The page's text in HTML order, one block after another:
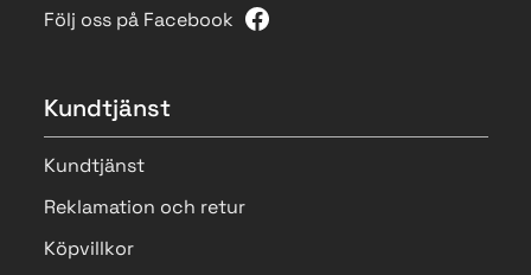
Följ oss på Facebook
Kundtjänst
Kundtjänst
Reklamation och retur
Köpvillkor